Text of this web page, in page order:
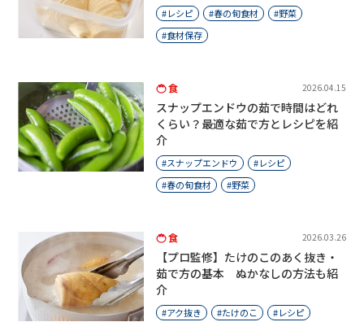
レシピ 春の旬食材
野菜
食材保存
食 2026.04.15
スナップエンドウの茹で時間はどれ
くらい？最適な茹で方とレシピを紹
介
スナップエンドウ
レシピ
春の旬食材
野菜
食 2026.03.26
【プロ監修】たけのこのあく抜き・
茹で方の基本 ぬかなしの方法も紹
介
アク抜き たけのこ
レシピ